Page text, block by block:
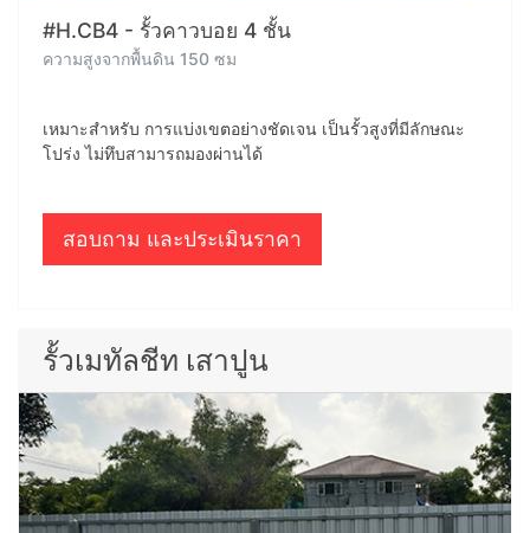
#H.CB4 - รั้วคาวบอย 4 ชั้น
ความสูงจากพื้นดิน 150 ซม
เหมาะสำหรับ การแบ่งเขตอย่างชัดเจน เป็นรั้วสูงที่มีลักษณะ
โปร่ง ไม่ทึบสามารถมองผ่านได้
สอบถาม และประเมินราคา
รั้วเมทัลชีท เสาปูน